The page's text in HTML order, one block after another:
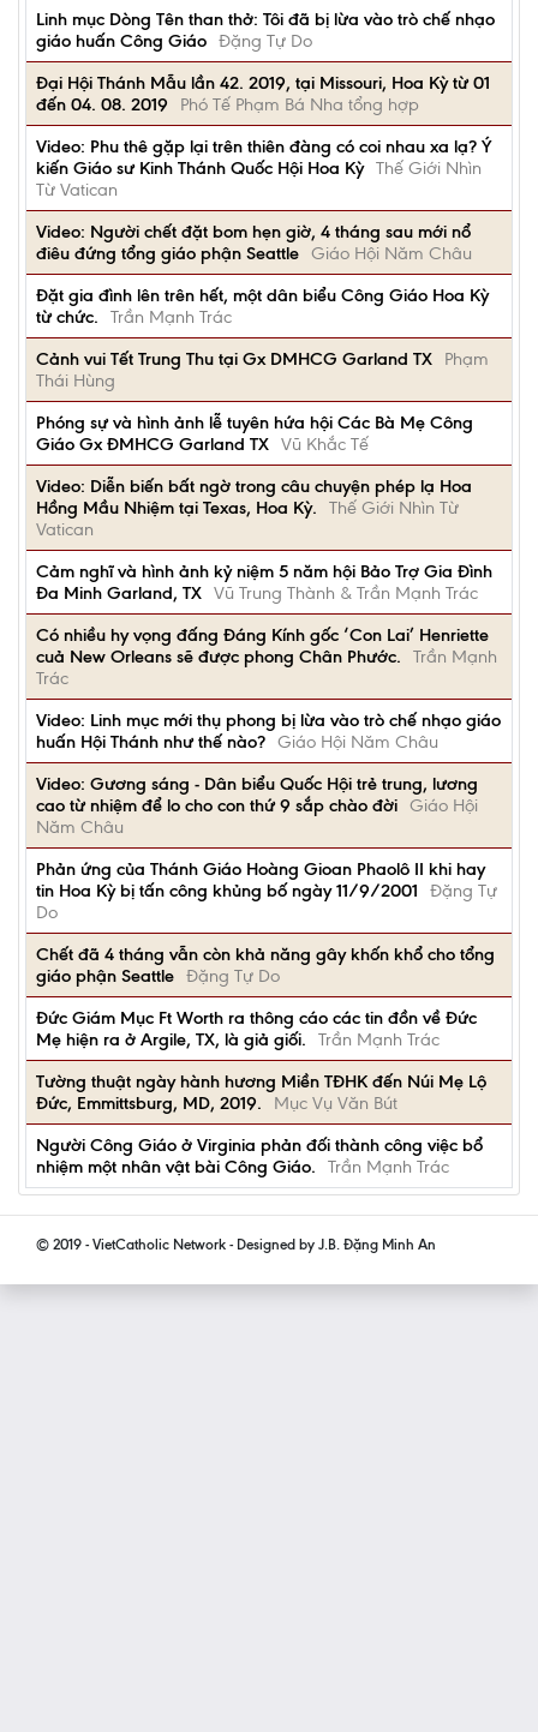
Linh mục Dòng Tên than thở: Tôi đã bị lừa vào trò chế nhạo
giáo huấn Công Giáo Đặng Tự Do
Đại Hội Thánh Mẫu lần 42. 2019, tại Missouri, Hoa Kỳ từ 01
đến 04. 08. 2019
Phó Tế Phạm Bá Nha tổng hợp
Video: Phu thê gặp lại trên thiên đàng có coi nhau xa lạ? Ý
kiến Giáo sư Kinh Thánh Quốc Hội Hoa Kỳ Thế Giới Nhìn
Từ Vatican
Video: Người chết đặt bom hẹn giờ, 4 tháng sau mới nổ
điêu đứng tổng giáo phận Seattle Giáo Hội Năm Châu
Đặt gia đình lên trên hết, một dân biểu Công Giáo Hoa Kỳ
từ chức.
Trần Mạnh Trác
Cảnh vui Tết Trung Thu tại Gx DMHCG Garland TX
Phạm
Thái Hùng
Phóng sự và hình ảnh lễ tuyên hứa hội Các Bà Mẹ Công
Giáo Gx ĐMHCG Garland TX Vũ Khắc Tế
Video: Diễn biến bất ngờ trong câu chuyện phép lạ Hoa
Hồng Mầu Nhiệm tại Texas, Hoa Kỳ.
Thế Giới Nhìn Từ
Vatican
Cảm nghĩ và hình ảnh kỷ niệm 5 năm hội Bảo Trợ Gia Đình
Đa Minh Garland, TX Vũ Trung Thành & Trần Mạnh Trác
Có nhiều hy vọng đấng Đáng Kính gốc ‘Con Lai’ Henriette
cuả New Orleans sẽ được phong Chân Phước.
Trần Mạnh
Trác
Video: Linh mục mới thụ phong bị lừa vào trò chế nhạo giáo
huấn Hội Thánh như thế nào? Giáo Hội Năm Châu
Video: Gương sáng - Dân biểu Quốc Hội trẻ trung, lương
cao từ nhiệm để lo cho con thứ 9 sắp chào đời Giáo Hội
Năm Châu
Phản ứng của Thánh Giáo Hoàng Gioan Phaolô II khi hay
tin Hoa Kỳ bị tấn công khủng bố ngày 11/9/2001
Đặng Tự
Do
Chết đã 4 tháng vẫn còn khả năng gây khốn khổ cho tổng
giáo phận Seattle Đặng Tự Do
Đức Giám Mục Ft Worth ra thông cáo các tin đồn về Đức
Mẹ hiện ra ở Argile, TX, là giả giối.
Trần Mạnh Trác
Tường thuật ngày hành hương Miền TĐHK đến Núi Mẹ Lộ
Đức, Emmittsburg, MD, 2019.
Mục Vụ Văn Bút
Người Công Giáo ở Virginia phản đối thành công việc bổ
nhiệm một nhân vật bài Công Giáo.
Trần Mạnh Trác
© 2019 - VietCatholic Network - Designed by J.B. Đặng Minh An